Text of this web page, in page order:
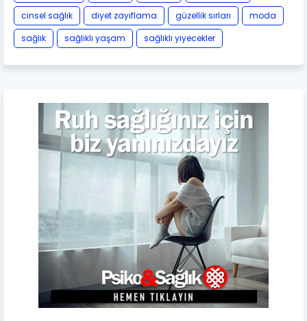
cinsel sağlık
diyet zayıflama güzellik sırları
moda
sağlık
sağlıklı yaşam sağlıklı yiyecekler